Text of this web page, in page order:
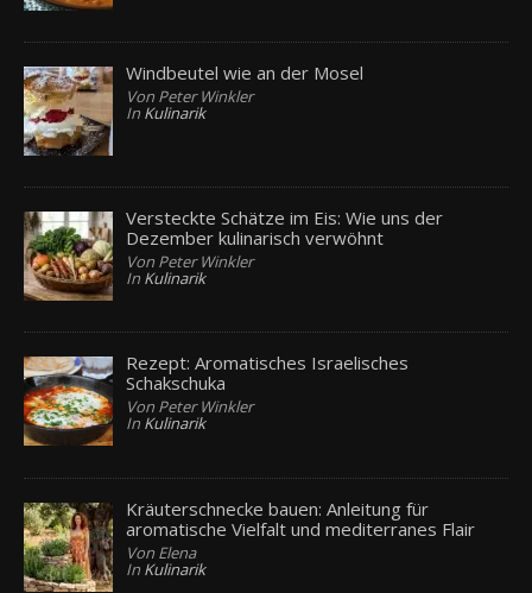
Windbeutel wie an der Mosel
Von Peter Winkler
In Kulinarik
Versteckte Schätze im Eis: Wie uns der
Dezember kulinarisch verwöhnt
Von Peter Winkler
In Kulinarik
Rezept: Aromatisches Israelisches
Schakschuka
Von Peter Winkler
In Kulinarik
Kräuterschnecke bauen: Anleitung für
aromatische Vielfalt und mediterranes Flair
Von Elena
In Kulinarik